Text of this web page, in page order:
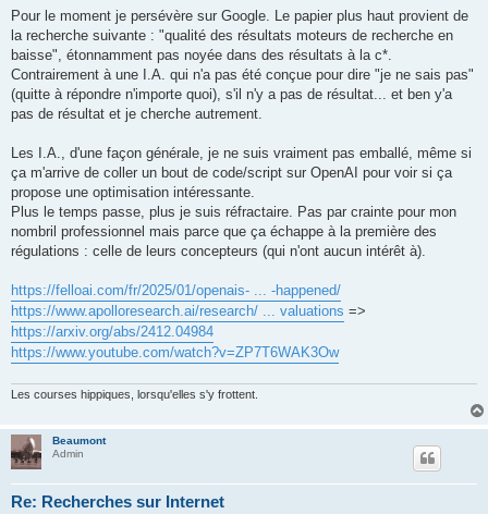
Pour le moment je persévère sur Google. Le papier plus haut provient de
la recherche suivante : "qualité des résultats moteurs de recherche en
baisse", étonnamment pas noyée dans des résultats à la c*.
Contrairement à une I.A. qui n'a pas été conçue pour dire "je ne sais pas"
(quitte à répondre n'importe quoi), s'il n'y a pas de résultat... et ben y'a
pas de résultat et je cherche autrement.
Les I.A., d'une façon générale, je ne suis vraiment pas emballé, même si
ça m'arrive de coller un bout de code/script sur OpenAI pour voir si ça
propose une optimisation intéressante.
Plus le temps passe, plus je suis réfractaire. Pas par crainte pour mon
nombril professionnel mais parce que ça échappe à la première des
régulations : celle de leurs concepteurs (qui n'ont aucun intérêt à).
https://felloai.com/fr/2025/01/openais- ... -happened/
https://www.apolloresearch.ai/research/ ... valuations =>
https://arxiv.org/abs/2412.04984
https://www.youtube.com/watch?v=ZP7T6WAK3Ow
Les courses hippiques, lorsqu'elles s'y frottent.
Beaumont
Admin
Re: Recherches sur Internet